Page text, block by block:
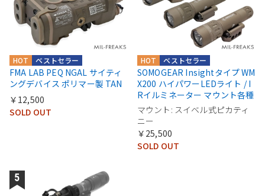
ベストセラー
HOT
FMA LAB PEQ NGAL サイティ
ングデバイス ポリマー製 TAN
￥12,500
SOLD OUT
ベストセラー
HOT
SOMOGEAR Insightタイプ WM
X200 ハイパワーLEDライト / I
Rイルミネーター マウント各種
マウント: スイベル式ピカティ
ニー
￥25,500
SOLD OUT